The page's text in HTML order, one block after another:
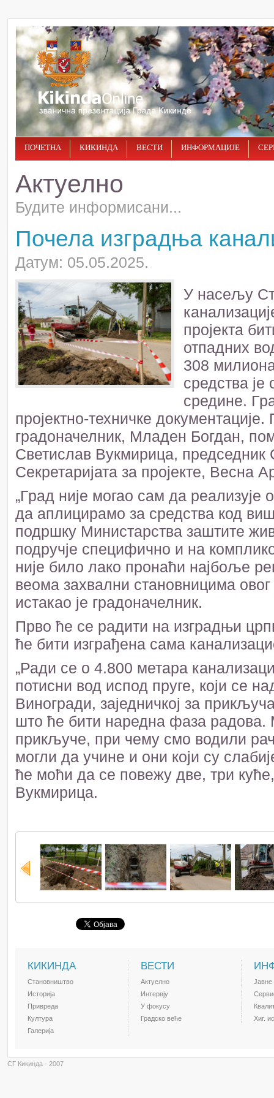
ПОЧЕТНА КИКИНДА ВЕСТИ ИНФОРМАЦИЈЕ
Актуелно
Будите информисани...
Почела изградња
Датум: 05.05.2025.
У насељу
пројекта
отпадних
308
средства
средине.
пројектно-техничке
градоначелник, Младен Богдан,
Светислав Вукмирица,
Секретаријата за пројекте, Весна
„Град није могао сам да реализује
да аплицирамо за средства код
подршку Министарства заштите
подручје специфично и на
није било лако пронаћи најбоље
веома захвални становницима
истакао је градоначелник.
Прво ће се радити на изградњи
ће бити изграђена сама
„Ради се о 4.800 метара
потисни вод испод пруге, који се
Виногради, заједничкој за
што ће бити наредна фаза
прикључе, при чему смо водили
могли да учине и они који су
ће моћи да се повежу две, три
Вукмирица.
КИКИНДА
Становништво
Историја
Привреда
Култура
Галерија
ВЕСТИ
Актуелно
Интервју
У фокусу
Градско веће
Јавне
Хиг.
СГ Кикинда - 2007